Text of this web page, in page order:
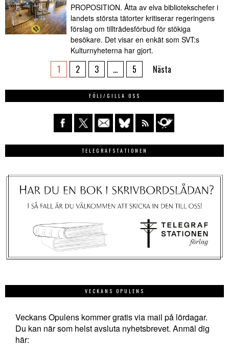
PROPOSITION. Åtta av elva bibliotekschefer i
landets största tätorter kritiserar regeringens
förslag om tillträdesförbud för stökiga
besökare. Det visar en enkät som SVT:s
Kulturnyheterna har gjort.
1 2 3 … 5 Nästa
FÖLJ/GILLA OSS
TELEGRAFSTATIONEN
VECKANS OPULENS
Veckans Opulens kommer gratis via mail på lördagar.
Du kan när som helst avsluta nyhetsbrevet. Anmäl dig
här: